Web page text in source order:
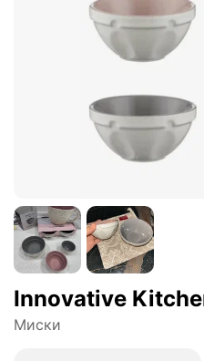
Innovative
Миски